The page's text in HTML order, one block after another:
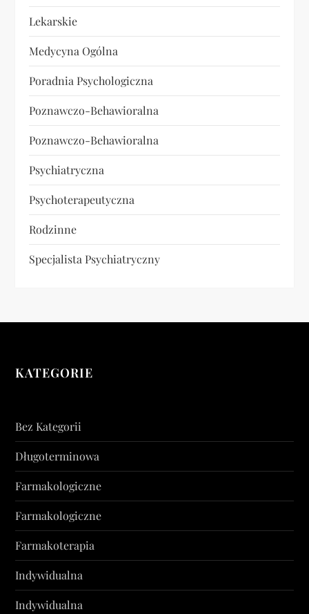
Lekarskie
Medycyna Ogólna
Poradnia Psychologiczna
Poznawczo-Behawioralna
Poznawczo-Behawioralna
Psychiatryczna
Psychoterapeutyczna
Rodzinne
Specjalista Psychiatryczny
KATEGORIE
Bez Kategorii
Długoterminowa
Farmakologiczne
Farmakologiczne
Farmakoterapia
Indywidualna
Indywidualna